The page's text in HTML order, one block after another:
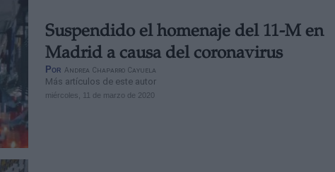
Suspendido el homenaje del 11-M en
Madrid a causa del coronavirus
Por Andrea Chaparro Cayuela
Más artículos de este autor
miércoles, 11 de marzo de 2020